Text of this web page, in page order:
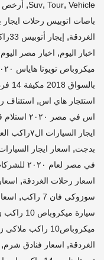
Suv, Tour, Vehicle
, أرخص
باصات اتوبيس رحلات
الغردقة, إيجار أتوبيس 33راكب
اخبار اليوم, اخبار مصر اليوم
ميكروباص تويوتا هاياس ٢٠٢٠ وعروض الايجار
بالسواق 2018 مكيفة 14 فرد
استئجار هاي اس, استئناف
اس في مصر ٢٠٢٠ استلام فوري
ايجار السيارات ال٧راكب العائلية الفخمة في مصر
بدجت, اسعار ايجار السيارات
في مصر لعام ٢٠٢٠ للشركات
اسعار رحلات الغردقة,
سوزوكى فان 7 راكب
, اسعار
سيارة ميكروباص 10 راكب زيرو برة وجوة2015
ميكروباص10 راكب ملاكى زيرو وسوزوكى ملاكى 7 راكب
الغردقة, اسعار فنادق شرم,